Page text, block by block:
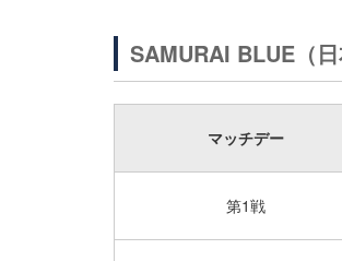
SAMURAI BLUE（
マッチデー
第1戦